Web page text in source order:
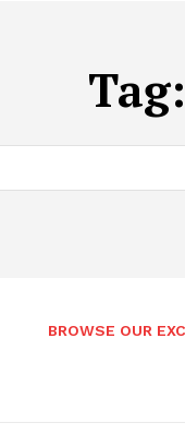
Tag:
BROWSE OUR